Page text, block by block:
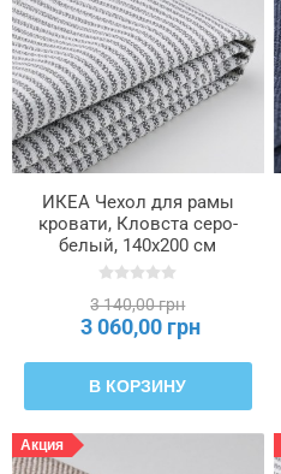
ИКЕА Чехол для рамы
кровати, Кловста серо-
белый, 140x200 см
RAMNEFJÄLL, 005.595.59
3 140,00 грн
3 060,00 грн
В КОРЗИНУ
Акция